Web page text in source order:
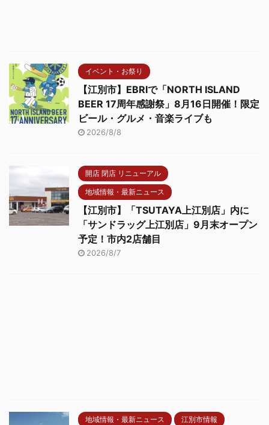
イベント・お祭り
【江別市】EBRIで「NORTH ISLAND
BEER 17周年感謝祭」8月16日開催！限定
ビール・グルメ・音楽ライブも
2026/8/8
開店 閉店 リニューアル
地域情報・最新ニュース
【江別市】「TSUTAYA上江別店」内に
「サンドラッグ上江別店」9月末オープン
予定！市内2店舗目
2026/8/7
地域情報・最新ニュース 江別市情報